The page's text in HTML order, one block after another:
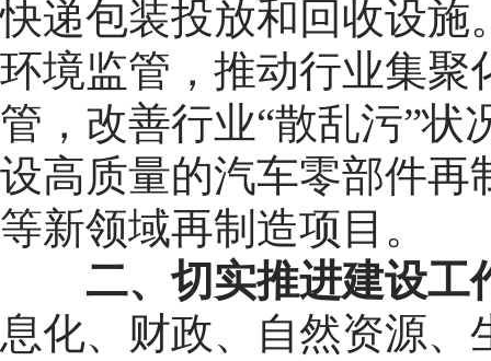
快递包装投放和回收设施
环境监管，推动行业集聚
管，改善行业“散乱污”
设高质量的汽车零部件再
等新领域再制造项目。
二、切实推进建设工
息化、财政、自然资源